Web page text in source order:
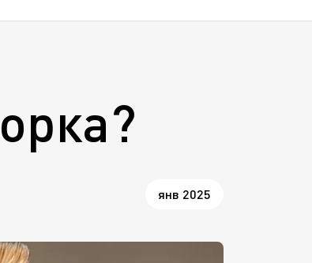
янв 2025